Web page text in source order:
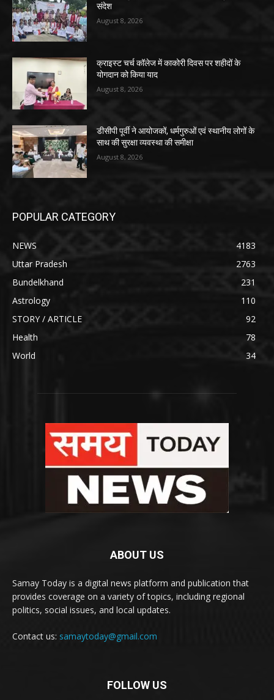
संदेश
August 8, 2026
क्राइस्ट चर्च कॉलेज में काकोरी दिवस पर शहीदों के
योगदान को किया याद
August 8, 2026
डीसीपी पूर्वी ने आयोजकों, धर्मगुरुओं एवं स्थानीय लोगों के
साथ की सुरक्षा व्यवस्था की समीक्षा
August 8, 2026
POPULAR CATEGORY
NEWS
4183
Uttar Pradesh
2763
Bundelkhand
231
Astrology
110
STORY / ARTICLE
92
Health
78
World
34
ABOUT US
Samay Today is a digital news platform and publication that
provides coverage on a variety of topics, including regional
politics, social issues, and local updates.
Contact us: samaytoday@gmail.com
FOLLOW US